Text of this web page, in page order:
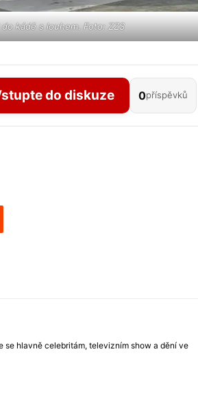
kádě s louhem. Foto: ZZS
do diskuze 0příspěvků
se hlavně celebritám, televizním show a dění ve